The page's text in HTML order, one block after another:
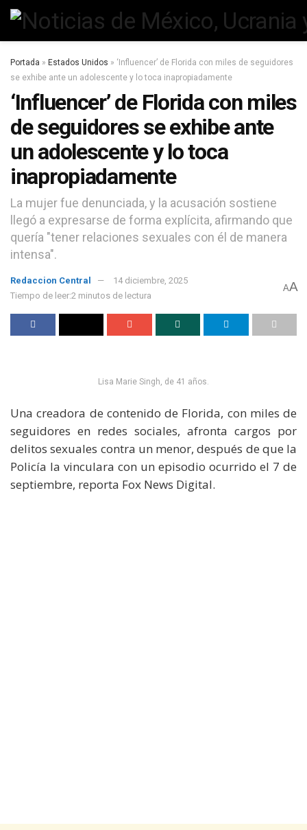
Portada » Estados Unidos » ‘Influencer’ de Florida сon miles de seguidores
se exhibe ante un adolescente y lo toca inapropiadamente
‘Influencer’ de Florida сon miles
de seguidores se exhibe ante
un adolescente y lo toca
inapropiadamente
La mujer fue denunciada, y la acusación sostiene
llegó a expresarse de forma explícita, afirmando que
quería "tener relaciones sexuales con él de manera
intensa".
Redaccion Central
14 diciembre, 2025
Tiempo de leer:2 minutos de lectura
AA
Lisa Marie Singh, de 41 años.
Una creadora de contenido de Florida, con miles de
seguidores en redes sociales, afronta cargos por
delitos sexuales contra un menor, después de que la
Policía la vinculara con un episodio ocurrido el 7 de
septiembre, reporta Fox News Digital.